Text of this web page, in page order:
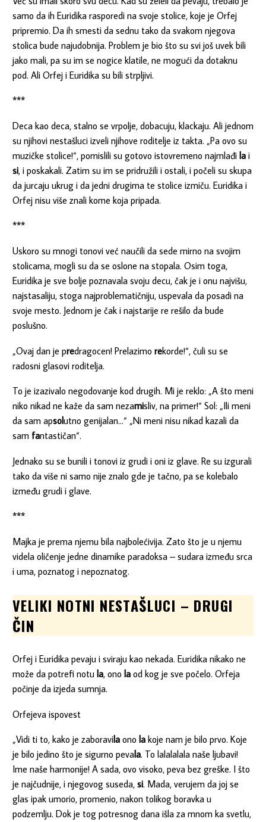
samo da ih Euridika rasporedi na svoje stolice, koje je Orfej
pripremio. Da ih smesti da sednu tako da svakom njegova
stolica bude najudobnija. Problem je bio što su svi još uvek bili
jako mali, pa su im se nogice klatile, ne mogući da dotaknu
pod. Ali Orfej i Euridika su bili strpljivi.
***
Deca kao deca, stalno se vrpolje, dobacuju, klackaju. Ali jednom
su njihovi nestašluci izveli njihove roditelje iz takta. „Pa ovo su
muzičke stolice!“, pomislili su gotovo istovremeno najmlađi la i
si, i poskakali. Zatim su im se pridružili i ostali, i počeli su skupa
da jurcaju ukrug i da jedni drugima te stolice izmiču. Euridika i
Orfej nisu više znali kome koja pripada.
***
Uskoro su mnogi tonovi već naučili da sede mirno na svojim
stolicama, mogli su da se oslone na stopala. Osim toga,
Euridika je sve bolje poznavala svoju decu, čak je i onu najvišu,
najstasaliju, stoga najproblematičniju, uspevala da posadi na
svoje mesto. Jednom je čak i najstarije re rešilo da bude
poslušno.
„Ovaj dan je predragocen! Prelazimo rekorde!“, čuli su se
radosni glasovi roditelja.
To je izazivalo negodovanje kod drugih. Mi je reklo: „A što meni
niko nikad ne kaže da sam nezamisliv, na primer!“ Sol: „Ili meni
da sam apsolutno genijalan…“ „Ni meni nisu nikad kazali da
sam fantastičan“.
Jednako su se bunili i tonovi iz grudi i oni iz glave. Re su izgurali
tako da više ni samo nije znalo gde je tačno, pa se kolebalo
između grudi i glave.
***
Majka je prema njemu bila najbolećivija. Zato što je u njemu
videla oličenje jedne dinamike paradoksa – sudara između srca
i uma, poznatog i nepoznatog.
VELIKI NOTNI NESTAŠLUCI – DRUGI
ČIN
Orfej i Euridika pevaju i sviraju kao nekada. Euridika nikako ne
može da potrefi notu la, ono la od kog je sve počelo. Orfeja
počinje da izjeda sumnja.
Orfejeva ispovest
„Vidi ti to, kako je zaboravila ono la koje nam je bilo prvo. Koje
je bilo jedino što je sigurno pevala. To lalalalala naše ljubavi!
Ime naše harmonije! A sada, ovo visoko, peva bez greške. I što
je najčudnije, i njegovog suseda, si. Mada, verujem da joj se
glas ipak umorio, promenio, nakon tolikog boravka u
podzemlju. Dok je tog potresnog dana išla za mnom ka svetlu,